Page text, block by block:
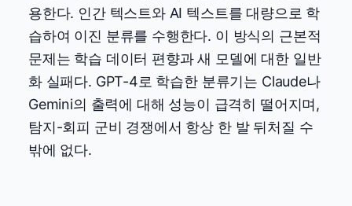
용한다. 인간 텍스트와 AI 텍스트를 대량으로 학
습하여 이진 분류를 수행한다. 이 방식의 근본적
문제는 학습 데이터 편향과 새 모델에 대한 일반
화 실패다. GPT-4로 학습한 분류기는 Claude나
Gemini의 출력에 대해 성능이 급격히 떨어지며,
탐지-회피 군비 경쟁에서 항상 한 발 뒤처질 수
밖에 없다.